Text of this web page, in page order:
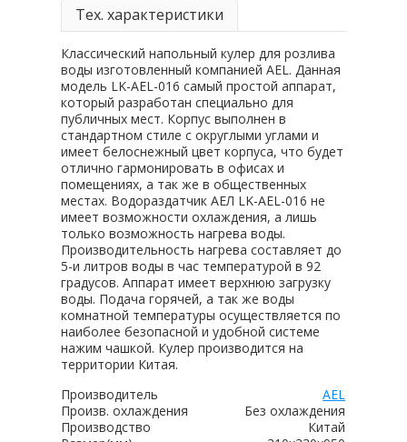
Тех. характеристики
Классический напольный кулер для розлива
воды изготовленный компанией AEL. Данная
модель LK-AEL-016 самый простой аппарат,
который разработан специально для
публичных мест. Корпус выполнен в
стандартном стиле с округлыми углами и
имеет белоснежный цвет корпуса, что будет
отлично гармонировать в офисах и
помещениях, а так же в общественных
местах. Водораздатчик АЕЛ LK-AEL-016 не
имеет возможности охлаждения, а лишь
только возможность нагрева воды.
Производительность нагрева составляет до
5-и литров воды в час температурой в 92
градусов. Аппарат имеет верхнюю загрузку
воды. Подача горячей, а так же воды
комнатной температуры осуществляется по
наиболее безопасной и удобной системе
нажим чашкой. Кулер производится на
территории Китая.
Производитель
AEL
Произв. охлаждения
Без охлаждения
Производство
Китай